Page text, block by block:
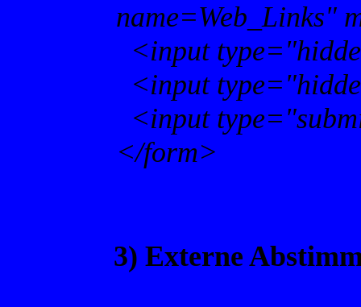
name=Web_Links"
<input
<input
<input
</form>
3) Externe